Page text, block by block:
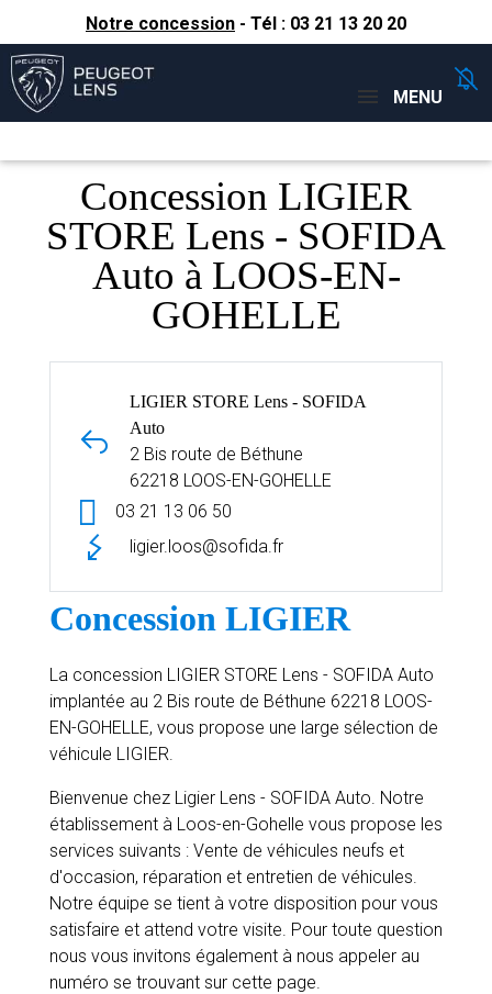
Notre concession - Tél : 03 21 13 20 20
Concessions
MENU
Concession LIGIER
STORE Lens - SOFIDA
Auto à LOOS-EN-
GOHELLE
LIGIER STORE Lens - SOFIDA
Auto
2 Bis route de Béthune
62218 LOOS-EN-GOHELLE
03 21 13 06 50
ligier.loos@sofida.fr
Concession LIGIER
La concession LIGIER STORE Lens - SOFIDA Auto
implantée au 2 Bis route de Béthune 62218 LOOS-
EN-GOHELLE, vous propose une large sélection de
véhicule LIGIER.
Bienvenue chez Ligier Lens - SOFIDA Auto. Notre
établissement à Loos-en-Gohelle vous propose les
services suivants : Vente de véhicules neufs et
d'occasion, réparation et entretien de véhicules.
Notre équipe se tient à votre disposition pour vous
satisfaire et attend votre visite. Pour toute question
nous vous invitons également à nous appeler au
numéro se trouvant sur cette page.